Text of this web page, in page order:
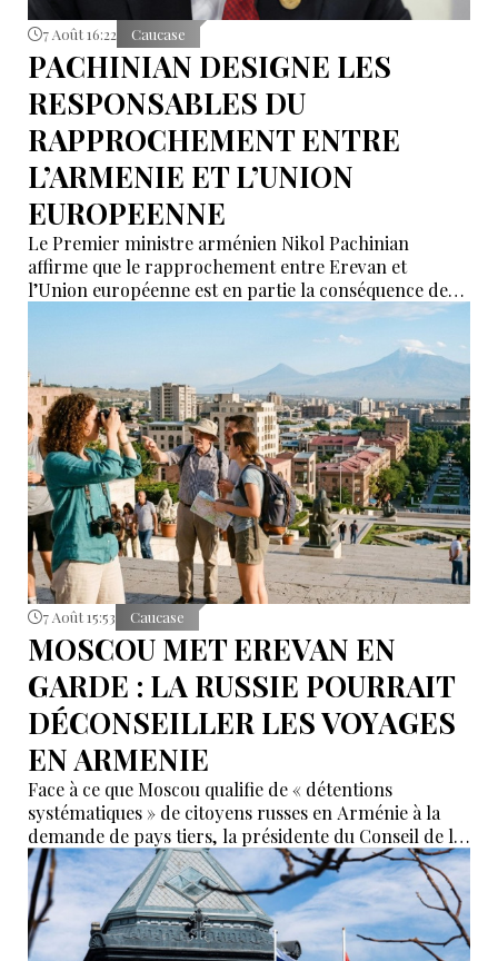
7 Août 16:22 Caucase
PACHINIAN DESIGNE LES
RESPONSABLES DU
RAPPROCHEMENT ENTRE
L’ARMENIE ET L’UNION
EUROPEENNE
Le Premier ministre arménien Nikol Pachinian
affirme que le rapprochement entre Erevan et
l’Union européenne est en partie la conséquence des
déclarations de certains partenaires de l’Union
économique eurasiatique (UEEA), qui auraient affirmé
que l’Arménie « n’était nécessaire à personne ». Selon
lui, ces propos ont poussé Erevan à rechercher de
nouvelles alternatives économiques et diplomatiques.
7 Août 15:53 Caucase
MOSCOU MET EREVAN EN
GARDE : LA RUSSIE POURRAIT
DÉCONSEILLER LES VOYAGES
EN ARMENIE
Face à ce que Moscou qualifie de « détentions
systématiques » de citoyens russes en Arménie à la
demande de pays tiers, la présidente du Conseil de la
Fédération, Valentina Matvienko, a adressé une mise
en garde à Erevan. Selon elle, si cette pratique se
poursuit, la Russie pourrait recommander à ses
ressortissants de renoncer aux voyages en Arménie.